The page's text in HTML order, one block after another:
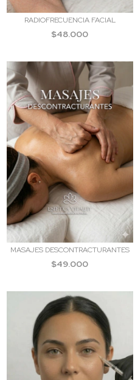
RADIOFRECUENCIA FACIAL
$48.000
MASAJES DESCONTRACTURANTES
$49.000